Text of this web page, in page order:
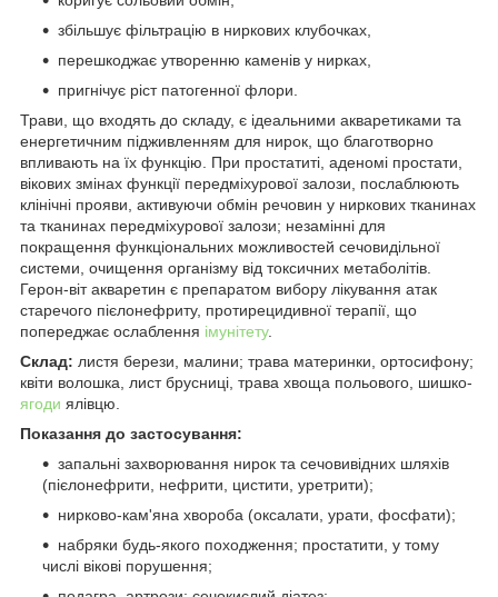
збільшує фільтрацію в ниркових клубочках,
перешкоджає утворенню каменів у нирках,
пригнічує ріст патогенної флори.
Трави, що входять до складу, є ідеальними акваретиками та
енергетичним підживленням для нирок, що благотворно
впливають на їх функцію. При простатиті, аденомі простати,
вікових змінах функції передміхурової залози, послаблюють
клінічні прояви, активуючи обмін речовин у ниркових тканинах
та тканинах передміхурової залози; незамінні для
покращення функціональних можливостей сечовидільної
системи, очищення організму від токсичних метаболітів.
Герон-віт акваретин є препаратом вибору лікування атак
старечого пієлонефриту, протирецидивної терапії, що
попереджає ослаблення імунітету.
Склад: листя берези, малини; трава материнки, ортосифону;
квіти волошка, лист брусниці, трава хвоща польового, шишко-
ягоди ялівцю.
Показання до застосування:
запальні захворювання нирок та сечовивідних шляхів
(пієлонефрити, нефрити, цистити, уретрити);
нирково-кам'яна хвороба (оксалати, урати, фосфати);
набряки будь-якого походження; простатити, у тому
числі вікові порушення;